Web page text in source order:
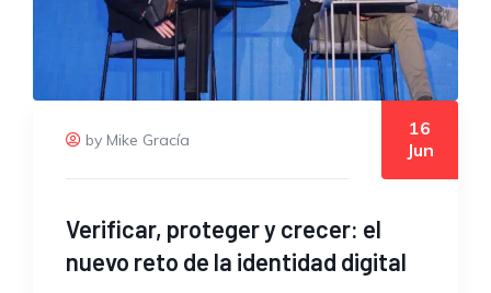
by Mike Gracía
16
Jun
Verificar, proteger y crecer: el
nuevo reto de la identidad digital